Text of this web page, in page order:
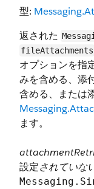
型:
返された
fileAttachments
オプションを指
みを含める、添
含める、または
ます。
設定されていな